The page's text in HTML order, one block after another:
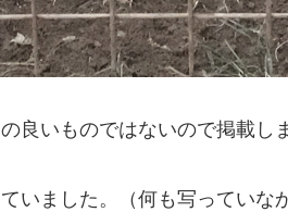
良いものではないので掲載し
いました。（何も写ってい